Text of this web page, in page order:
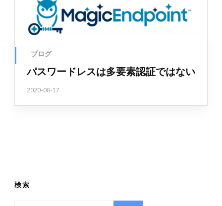
ブログ
パスワードレスは多要素認証ではない
2020-08-17
検索